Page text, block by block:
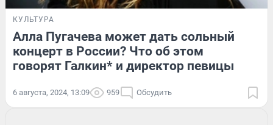
КУЛЬТУРА
Алла Пугачева может дать сольный
концерт в России? Что об этом
говорят Галкин* и директор певицы
6 августа, 2024, 13:09 959 Обсудить